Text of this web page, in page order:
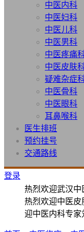
中医内科
中医妇科
中医儿科
中医男科
中医疼痛
中医皮肤
疑难杂症
中医骨科
中医眼科
耳鼻喉科
医生排班
预约挂号
交通路线
登录
热烈欢迎武汉中
热烈欢迎中医皮
迎中医内科专家